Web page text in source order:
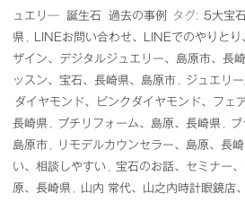
ュエリ―
誕生石 過去の事例 タグ: 5大宝
県
LINEお問い合わせ、LINEでのやりとり
ザイン、デジタルジュエリー、島原市、長
ッスン、宝石、長崎県、島原市
ジュエリ
ダイヤモンド、ピンクダイヤモンド、フェ
長崎県
プチリフォーム、島原、長崎県
ブ
島原市
リモデルカウンセラー、島原、長
い、相談しやすい
宝石のお話、セミナー
原、長崎県
山内 常代、山之内時計眼鏡店